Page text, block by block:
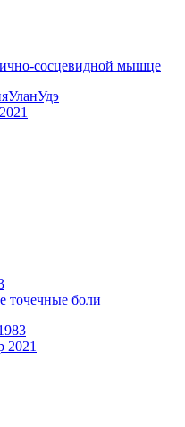
сосцевидной мышце
точечные боли
2021